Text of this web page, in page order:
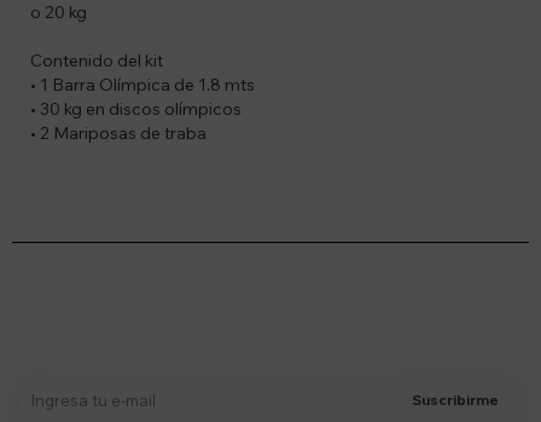
o 20 kg
Contenido del kit
• 1 Barra Olímpica de 1.8 mts
• 30 kg en discos olímpicos
• 2 Mariposas de traba
Suscribirme